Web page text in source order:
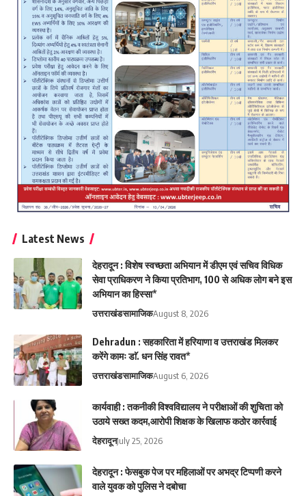
Latest News
देहरादून : विशेष स्वच्छता अभियान में डीएम एवं सचिव विधिक
सेवा प्राधिकरण ने किया प्रतिभाग, 100 से अधिक लोग बने इस
अभियान का हिस्सा*
उत्तराखंडसामाजिकAugust 8, 2026
Dehradun : सहकारिता में हरियाणा व उत्तराखंड मिलकर
करेंगे कामः डाॅ. धन सिंह रावत*
उत्तराखंडसामाजिकAugust 6, 2026
कार्यवाही : तकनीकी विश्वविद्यालय ने परीक्षाओं की शुचिता को
उठाये सख्त कदम,आरोपी शिक्षक के खिलाफ कठोर कार्रवाई
देहरादूनJuly 25, 2026
देहरादून : फेसबुक पेज पर महिलाओं पर अभद्र टिप्पणी करने
वाले युवक को पुलिस ने दबोचा